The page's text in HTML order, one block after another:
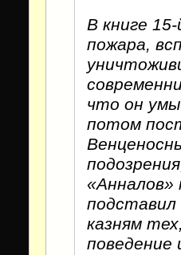
В книге
пожара,
что он
потом
подставил
казням
поведение